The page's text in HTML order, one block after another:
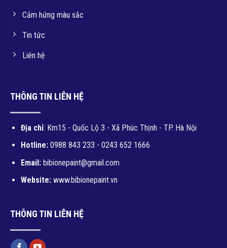
Cảm hứng màu sắc
Tin tức
Liên hệ
THÔNG TIN LIÊN HỆ
Địa chỉ: Km15 - Quốc Lộ 3 - Xã Phúc Thịnh - TP. Hà Nội
Hotline: 0988 843 233 - 0243 652 1666
Email:bibionepaint@gmail.com
Website:www.bibionepaint.vn
THÔNG TIN LIÊN HỆ